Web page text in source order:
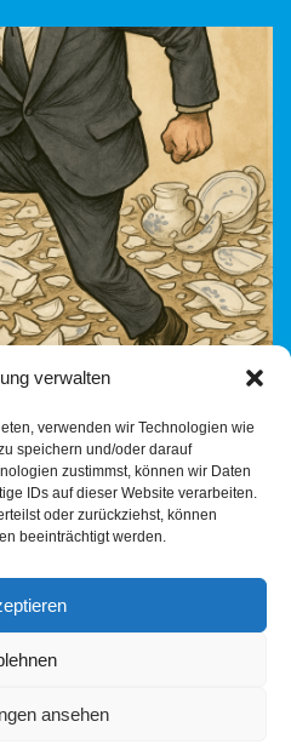
verwalten
verwenden wir Technologien wie
speichern und/oder darauf
zustimmst, können wir Daten
IDs auf dieser Website verarbeiten.
oder zurückziehst, können
beeinträchtigt werden.
ansehen
Deutschland nachhaltig
& Co. in den Umfragen
»